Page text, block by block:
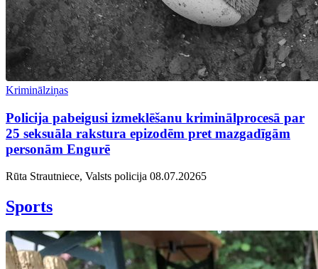
Kriminālziņas
Policija pabeigusi izmeklēšanu kriminālprocesā par
25 seksuāla rakstura epizodēm pret mazgadīgām
personām Engurē
Rūta Strautniece, Valsts policija 08.07.20265
Sports